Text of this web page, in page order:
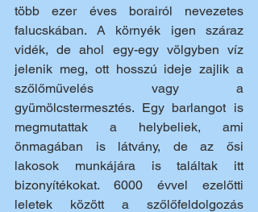
több ezer éves borairól nevezetes
falucskában. A környék igen száraz
vidék, de ahol egy-egy völgyben víz
jelenik meg, ott hosszú ideje zajlik a
szőlőművelés vagy a
gyümölcstermesztés. Egy barlangot is
megmutattak a helybeliek, ami
önmagában is látvány, de az ősi
lakosok munkájára is találtak itt
bizonyítékokat. 6000 évvel ezelőtti
leletek között a szőlőfeldolgozás